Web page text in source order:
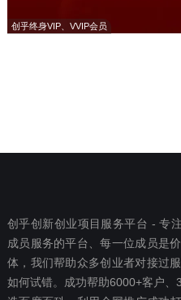
创乎终身VIP、VVIP会员
创乎创新创业项目服务平台 - 专
成员服务的平台、每一位成员是
体，我们帮助众多创业者对接过
如何试错。成功帮助6000+客户